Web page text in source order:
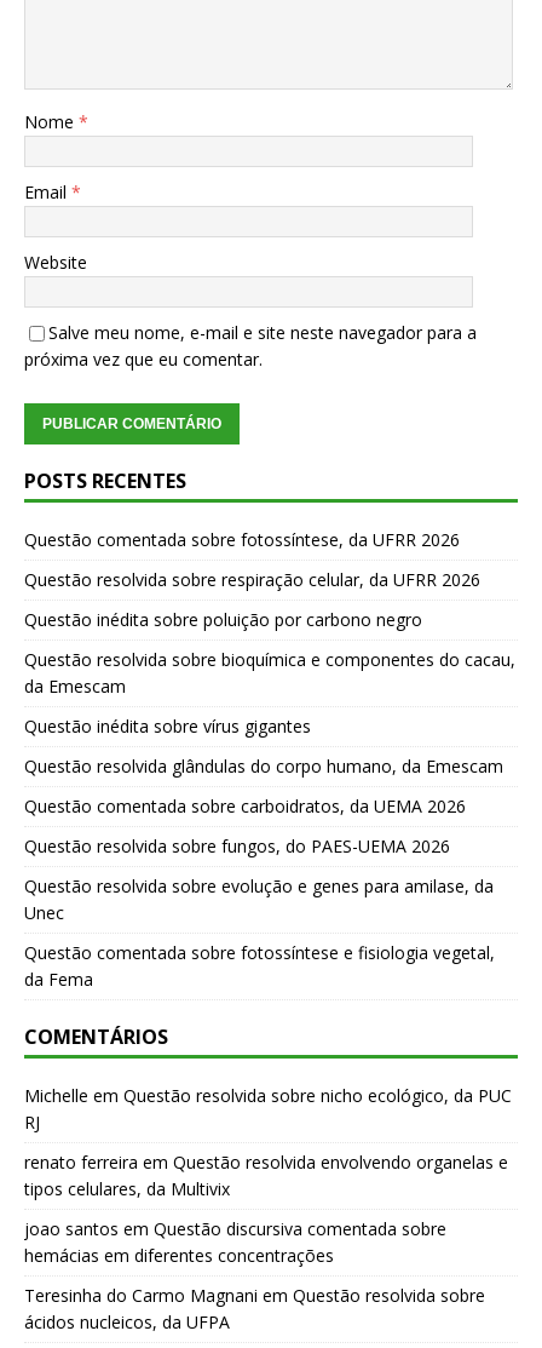
Nome *
Email *
Website
Salve meu nome, e-mail e site neste navegador para a
próxima vez que eu comentar.
POSTS RECENTES
Questão comentada sobre fotossíntese, da UFRR 2026
Questão resolvida sobre respiração celular, da UFRR 2026
Questão inédita sobre poluição por carbono negro
Questão resolvida sobre bioquímica e componentes do cacau,
da Emescam
Questão inédita sobre vírus gigantes
Questão resolvida glândulas do corpo humano, da Emescam
Questão comentada sobre carboidratos, da UEMA 2026
Questão resolvida sobre fungos, do PAES-UEMA 2026
Questão resolvida sobre evolução e genes para amilase, da
Unec
Questão comentada sobre fotossíntese e fisiologia vegetal,
da Fema
COMENTÁRIOS
Michelle em Questão resolvida sobre nicho ecológico, da PUC
RJ
renato ferreira em Questão resolvida envolvendo organelas e
tipos celulares, da Multivix
joao santos em Questão discursiva comentada sobre
hemácias em diferentes concentrações
Teresinha do Carmo Magnani em Questão resolvida sobre
ácidos nucleicos, da UFPA